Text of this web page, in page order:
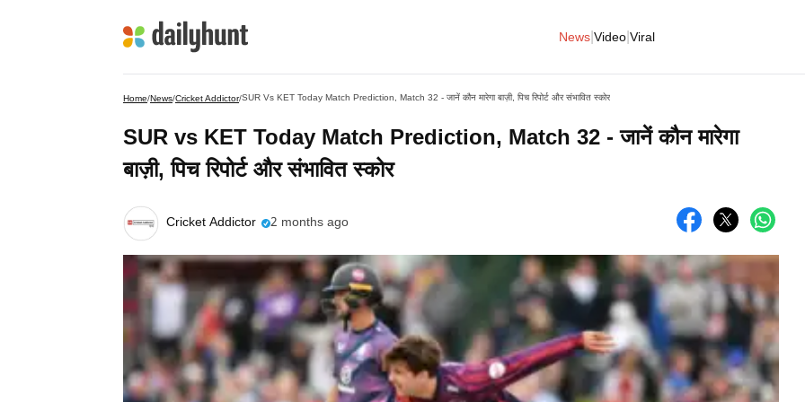
News Video Viral
Home/News/Cricket Addictor/SUR Vs KET Today Match Prediction, Match 32 - जानें कौन मारेगा बाज़ी, पिच रिपोर्ट और संभावित स्कोर
SUR vs KET Today Match Prediction, Match 32 - जानें कौन मारेगा
बाज़ी, पिच रिपोर्ट और संभावित स्कोर
Cricket Addictor 2 months ago